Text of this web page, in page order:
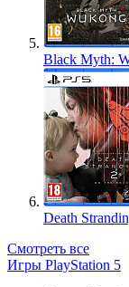
Black Myth:
Death
Смотреть все
Игры PlayStation 5